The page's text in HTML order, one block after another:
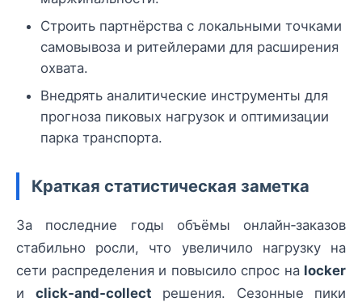
Строить партнёрства с локальными точками
самовывоза и ритейлерами для расширения
охвата.
Внедрять аналитические инструменты для
прогноза пиковых нагрузок и оптимизации
парка транспорта.
Краткая статистическая заметка
За последние годы объёмы онлайн‑заказов
стабильно росли, что увеличило нагрузку на
сети распределения и повысило спрос на locker
и click‑and‑collect решения. Сезонные пики